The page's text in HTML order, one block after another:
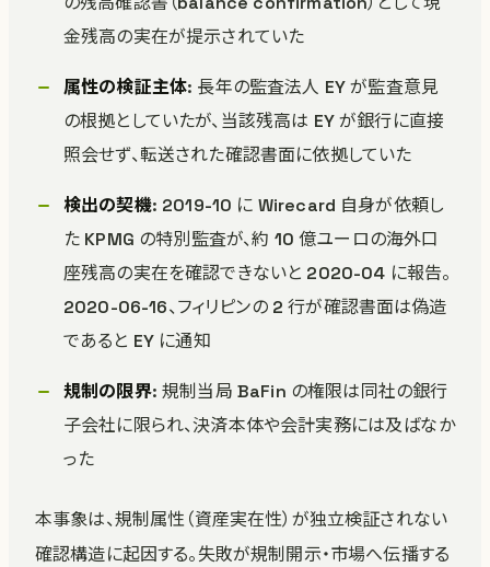
金残高の実在が提示されていた
属性の検証主体: 長年の監査法人 EY が監査意見
の根拠としていたが、当該残高は EY が銀行に直接
照会せず、転送された確認書面に依拠していた
検出の契機: 2019-10 に Wirecard 自身が依頼し
た KPMG の特別監査が、約 10 億ユーロの海外口
座残高の実在を確認できないと 2020-04 に報告。
2020-06-16、フィリピンの 2 行が確認書面は偽造
であると EY に通知
規制の限界: 規制当局 BaFin の権限は同社の銀行
子会社に限られ、決済本体や会計実務には及ばなか
った
本事象は、規制属性（資産実在性）が独立検証されない
確認構造に起因する。失敗が規制開示・市場へ伝播する